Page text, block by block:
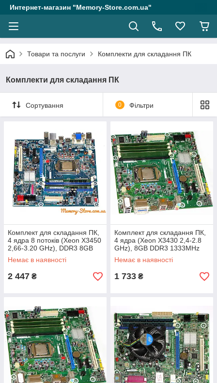
Интернет-магазин "Memory-Store.com.ua"
Товари та послуги Комплекти для складання ПК
Комплекти для складання ПК
Сортування 0 Фільтри
Комплект для складання ПК,
4 ядра 8 потоків (Xeon X3450
2,66-3.20 GHz), DDR3 8GB
1600MHz
Немає в наявності
2 447 ₴
Комплект для складання ПК,
4 ядра (Xeon X3430 2,4-2.8
GHz), 8GB DDR3 1333MHz
Немає в наявності
1 733 ₴